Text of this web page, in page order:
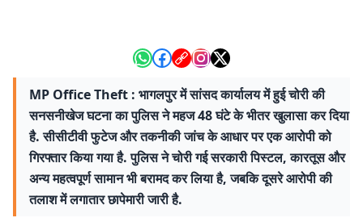
MP Office Theft : भागलपुर में सांसद कार्यालय में हुई चोरी की
सनसनीखेज घटना का पुलिस ने महज 48 घंटे के भीतर खुलासा कर दिया
है. सीसीटीवी फुटेज और तकनीकी जांच के आधार पर एक आरोपी को
गिरफ्तार किया गया है. पुलिस ने चोरी गई सरकारी पिस्टल, कारतूस और
अन्य महत्वपूर्ण सामान भी बरामद कर लिया है, जबकि दूसरे आरोपी की
तलाश में लगातार छापेमारी जारी है.